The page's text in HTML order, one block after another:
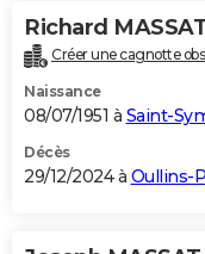
Richard
Créer une cagnotte
Naissance
08/07/1951 à Saint-
Décès
29/12/2024 à Oullins-